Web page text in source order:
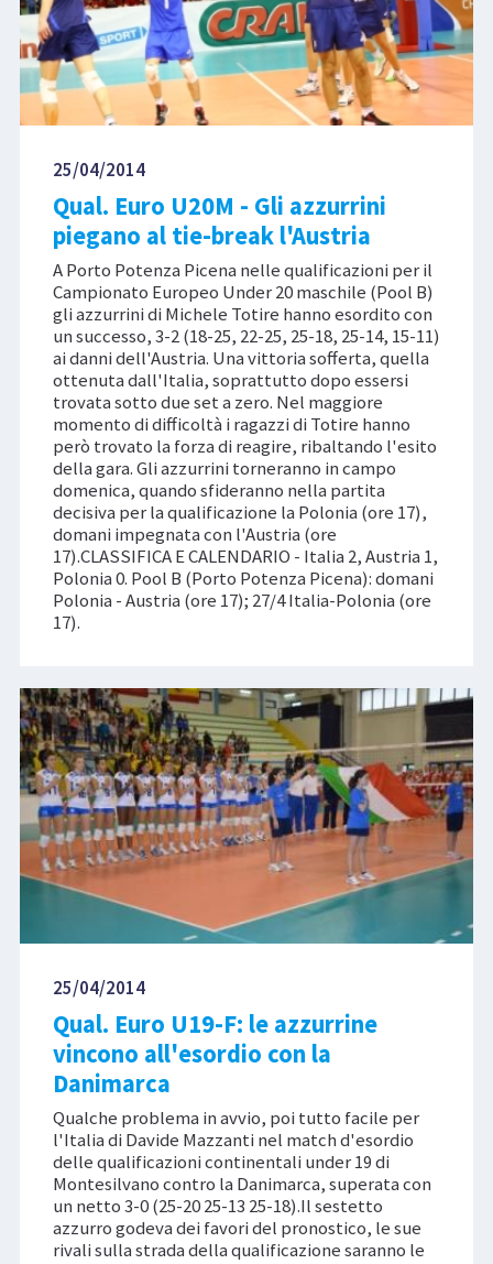
25/04/2014
Qual. Euro U20M - Gli azzurrini
piegano al tie-break l'Austria
A Porto Potenza Picena nelle qualificazioni per il
Campionato Europeo Under 20 maschile (Pool B)
gli azzurrini di Michele Totire hanno esordito con
un successo, 3-2 (18-25, 22-25, 25-18, 25-14, 15-11)
ai danni dell'Austria. Una vittoria sofferta, quella
ottenuta dall'Italia, soprattutto dopo essersi
trovata sotto due set a zero. Nel maggiore
momento di difficoltà i ragazzi di Totire hanno
però trovato la forza di reagire, ribaltando l'esito
della gara. Gli azzurrini torneranno in campo
domenica, quando sfideranno nella partita
decisiva per la qualificazione la Polonia (ore 17),
domani impegnata con l'Austria (ore
17).CLASSIFICA E CALENDARIO - Italia 2, Austria 1,
Polonia 0. Pool B (Porto Potenza Picena): domani
Polonia - Austria (ore 17); 27/4 Italia-Polonia (ore
17).
25/04/2014
Qual. Euro U19-F: le azzurrine
vincono all'esordio con la
Danimarca
Qualche problema in avvio, poi tutto facile per
l'Italia di Davide Mazzanti nel match d'esordio
delle qualificazioni continentali under 19 di
Montesilvano contro la Danimarca, superata con
un netto 3-0 (25-20 25-13 25-18).Il sestetto
azzurro godeva dei favori del pronostico, le sue
rivali sulla strada della qualificazione saranno le